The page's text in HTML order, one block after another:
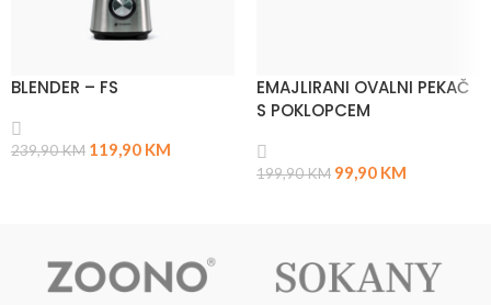
BLENDER – FS
239,90KM 119,90 KM
EMAJLIRANI OVALNI PEKAČ
S POKLOPCEM
199,90KM 99,90 KM